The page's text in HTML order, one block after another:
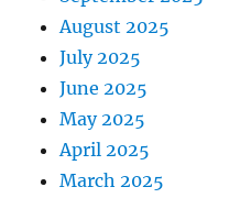
August 2025
July 2025
June 2025
May 2025
April 2025
March 2025